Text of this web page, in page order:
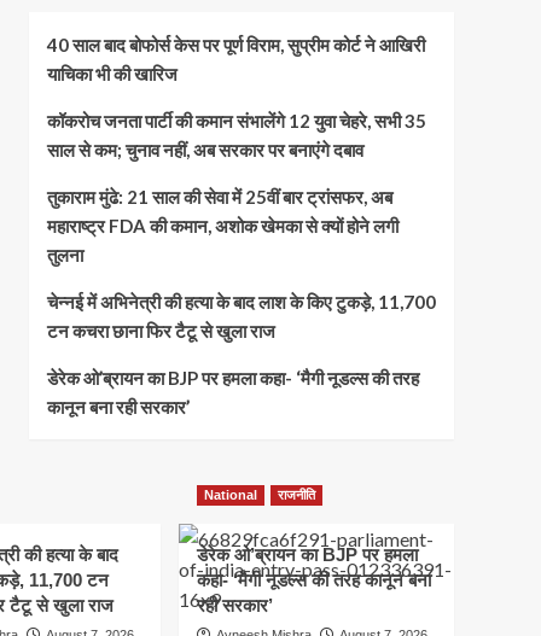
40 साल बाद बोफोर्स केस पर पूर्ण विराम, सुप्रीम कोर्ट ने आखिरी
याचिका भी की खारिज
कॉकरोच जनता पार्टी की कमान संभालेंगे 12 युवा चेहरे, सभी 35
साल से कम; चुनाव नहीं, अब सरकार पर बनाएंगे दबाव
तुकाराम मुंढे: 21 साल की सेवा में 25वीं बार ट्रांसफर, अब
महाराष्ट्र FDA की कमान, अशोक खेमका से क्यों होने लगी
तुलना
चेन्नई में अभिनेत्री की हत्या के बाद लाश के किए टुकड़े, 11,700
टन कचरा छाना फिर टैटू से खुला राज
डेरेक ओ’ब्रायन का BJP पर हमला कहा- ‘मैगी नूडल्स की तरह
कानून बना रही सरकार’
की हत्या के बाद
11,700 टन
टैटू से खुला राज
National राजनीति
डेरेक ओ’ब्रायन का BJP पर हमला
कहा- ‘मैगी नूडल्स की तरह कानून बना
रही सरकार’